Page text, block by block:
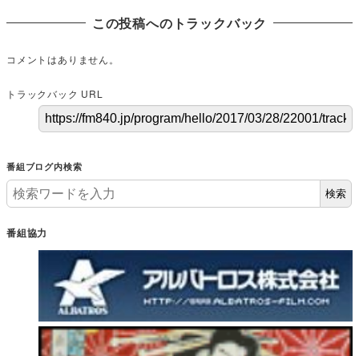
この投稿へのトラックバック
コメントはありません。
トラックバック URL
番組ブログ内検索
検索
番組協力